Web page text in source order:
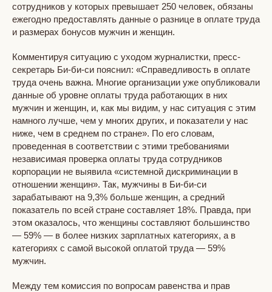
сотрудников у которых превышает 250 человек, обязаны
ежегодно предоставлять данные о разнице в оплате труда
и размерах бонусов мужчин и женщин.
Комментируя ситуацию с уходом журналистки, пресс-
секретарь Би-би-си пояснил: «Справедливость в оплате
труда очень важна. Многие организации уже опубликовали
данные об уровне оплаты труда работающих в них
мужчин и женщин, и, как мы видим, у нас ситуация с этим
намного лучше, чем у многих других, и показатели у нас
ниже, чем в среднем по стране». По его словам,
проведенная в соответствии с этими требованиями
независимая проверка оплаты труда сотрудников
корпорации не выявила «системной дискриминации в
отношении женщин». Так, мужчины в Би-би-си
зарабатывают на 9,3% больше женщин, а средний
показатель по всей стране составляет 18%. Правда, при
этом оказалось, что женщины составляют большинство
— 59% — в более низких зарплатных категориях, а в
категориях с самой высокой оплатой труда — 59%
мужчин.
Между тем комиссия по вопросам равенства и прав